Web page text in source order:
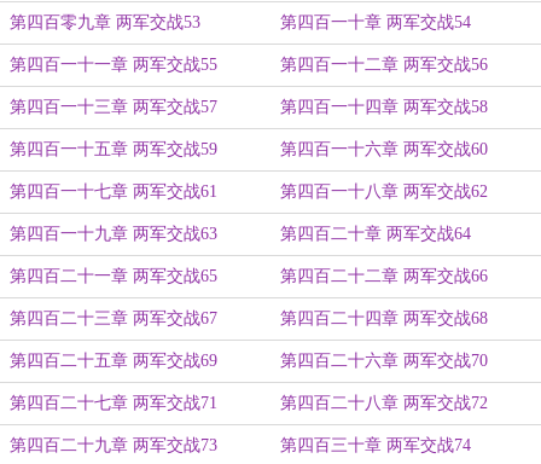
第四百零九章 两军交战53 第四百一十章 两军交战54
第四百一十一章 两军交战55 第四百一十二章 两军交战56
第四百一十三章 两军交战57 第四百一十四章 两军交战58
第四百一十五章 两军交战59 第四百一十六章 两军交战60
第四百一十七章 两军交战61 第四百一十八章 两军交战62
第四百一十九章 两军交战63 第四百二十章 两军交战64
第四百二十一章 两军交战65 第四百二十二章 两军交战66
第四百二十三章 两军交战67 第四百二十四章 两军交战68
第四百二十五章 两军交战69 第四百二十六章 两军交战70
第四百二十七章 两军交战71 第四百二十八章 两军交战72
第四百二十九章 两军交战73 第四百三十章 两军交战74